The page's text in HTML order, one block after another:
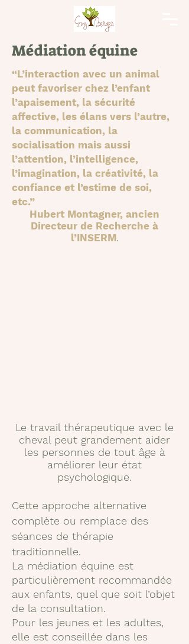
Médiation équine
“L’interaction avec un animal
peut favoriser chez l’enfant
l’apaisement, la sécurité
affective, les élans vers l’autre,
la communication, la
socialisation mais aussi
l’attention, l’intelligence,
l’imagination, la créativité, la
confiance et l’estime de soi,
etc.”
Hubert Montagner, ancien
Directeur de Recherche à
l’INSERM.
Le travail thérapeutique avec le
cheval peut grandement aider
les personnes de tout âge à
améliorer leur état
psychologique.
Cette approche alternative
complète ou remplace des
séances de thérapie
traditionnelle.
La médiation équine est
particulièrement recommandée
aux enfants, quel que soit l’objet
de la consultation.
Pour les jeunes et les adultes,
elle est conseillée dans les